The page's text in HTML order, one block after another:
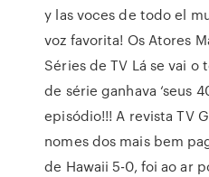
y las voces de todo el
voz favorita! Os Atores
Séries de TV Lá se vai
de série ganhava ‘seus
episódio!!! A revista TV
nomes dos mais bem
de Hawaii 5-0, foi ao ar